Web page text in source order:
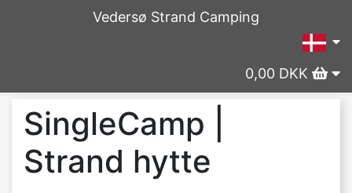
Vedersø Strand Camping
0,00 DKK
SingleCamp |
Strand hytte